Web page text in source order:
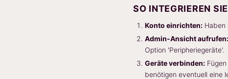
SO INTEGRIEREN
Konto einrichten: Haben
Admin-Ansicht aufrufen:
Option 'Peripheriegeräte'.
Geräte verbinden:
benötigen eventuell eine